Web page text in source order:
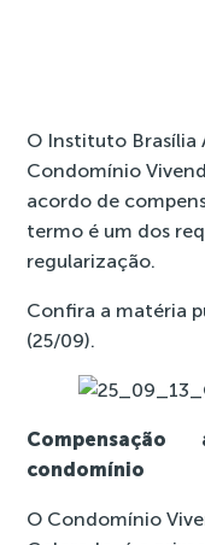
O Instituto Brasília
Condomínio
acordo de
termo é um dos
regularização.
Confira a matéria
(25/09).
condomínio
O Condomínio